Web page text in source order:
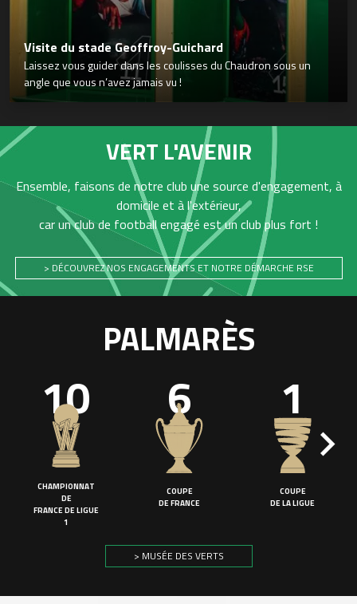
Visite du stade Geoffroy-Guichard
Laissez vous guider dans les coulisses du Chaudron sous un
angle que vous n’avez jamais vu !
VERT L'AVENIR
Ensemble, faisons de notre club une source d'engagement, à
domicile et à l'extérieur,
car un club de football engagé est un club plus fort !
> DÉCOUVREZ NOS ENGAGEMENTS ET NOTRE DÉMARCHE RSE
PALMARÈS
10
CHAMPIONNAT
DE
FRANCE DE LIGUE
1
6
COUPE
DE FRANCE
1
COUPE
DE LA LIGUE
> MUSÉE DES VERTS